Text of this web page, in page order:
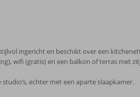
ingericht en beschikt over een
wifi (gratis) en een balkon of terras met
echter met een aparte slaapkamer.